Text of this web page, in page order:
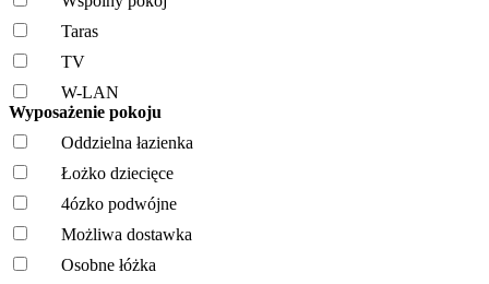
Taras
TV
W-LAN
Wyposażenie pokoju
Oddzielna łazienka
Łożko dziecięce
4ózko podwójne
Możliwa dostawka
Osobne łóżka